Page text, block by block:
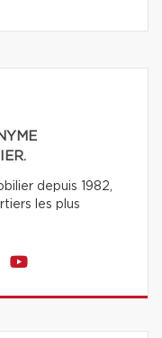
depuis 1982,
les plus